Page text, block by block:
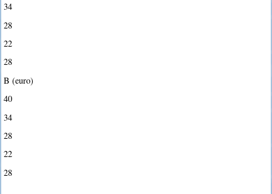
34
28
22
28
B (euro)
40
34
28
22
28